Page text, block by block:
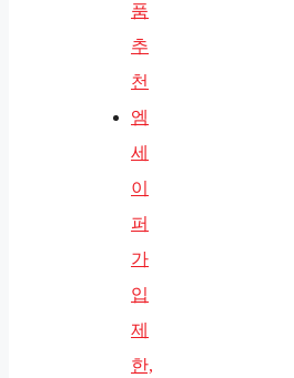
품
추
천
엠
세
이
퍼
가
입
제
한,